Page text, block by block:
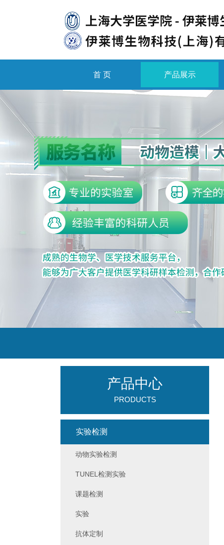
首 页 产品展示
产品中心
PRODUCTS
实验检测
动物实验检测
TUNEL检测实验
课题检测
实验
抗体定制